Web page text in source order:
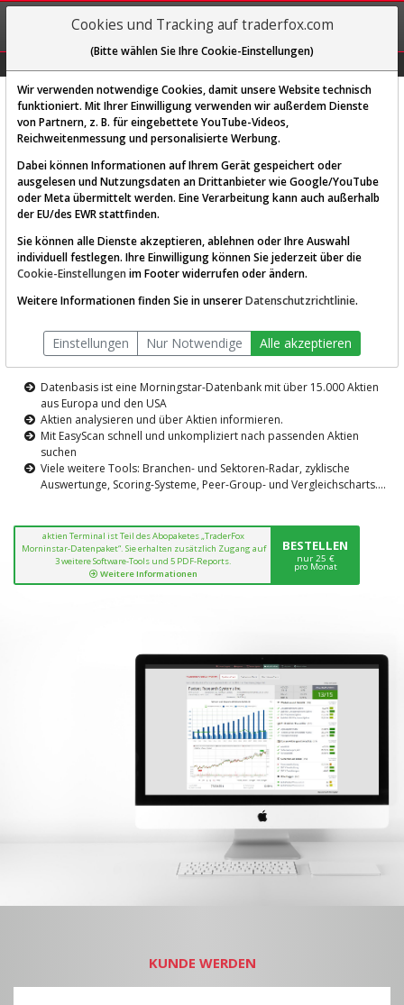
REGIS-
TRIEREN
Diese Funktion ist nur für
AKTIEN-TERMINAL
Die Aktienanalyse-Plattform von
TraderFox
Datenbasis ist eine Morningstar-Datenbank mit über 15.000 Aktien
aus Europa und den USA
Aktien analysieren und über Aktien informieren.
Mit EasyScan schnell und unkompliziert nach passenden Aktien
suchen
Viele weitere Tools: Branchen- und Sektoren-Radar, zyklische
Auswertunge, Scoring-Systeme, Peer-Group- und Vergleichscharts....
aktien Terminal ist Teil des Abopaketes „TraderFox
Morninstar-Datenpaket“. Sie erhalten zusätzlich Zugang auf
3 weitere Software-Tools und 5 PDF-Reports.
Weitere Informationen
BESTELLEN
nur 25 €
pro Monat
KUNDE WERDEN
Cookies und Tracking auf traderfox.com
(Bitte wählen Sie Ihre Cookie-Einstellungen)
Wir verwenden notwendige Cookies, damit unsere Website technisch
funktioniert. Mit Ihrer Einwilligung verwenden wir außerdem Dienste
von Partnern, z. B. für eingebettete YouTube-Videos,
Reichweitenmessung und personalisierte Werbung.
Dabei können Informationen auf Ihrem Gerät gespeichert oder
ausgelesen und Nutzungsdaten an Drittanbieter wie Google/YouTube
oder Meta übermittelt werden. Eine Verarbeitung kann auch außerhalb
der EU/des EWR stattfinden.
Sie können alle Dienste akzeptieren, ablehnen oder Ihre Auswahl
individuell festlegen. Ihre Einwilligung können Sie jederzeit über die
Cookie-Einstellungen im Footer widerrufen oder ändern.
Weitere Informationen finden Sie in unsererDatenschutzrichtlinie.
Einstellungen Nur Notwendige Alle akzeptieren